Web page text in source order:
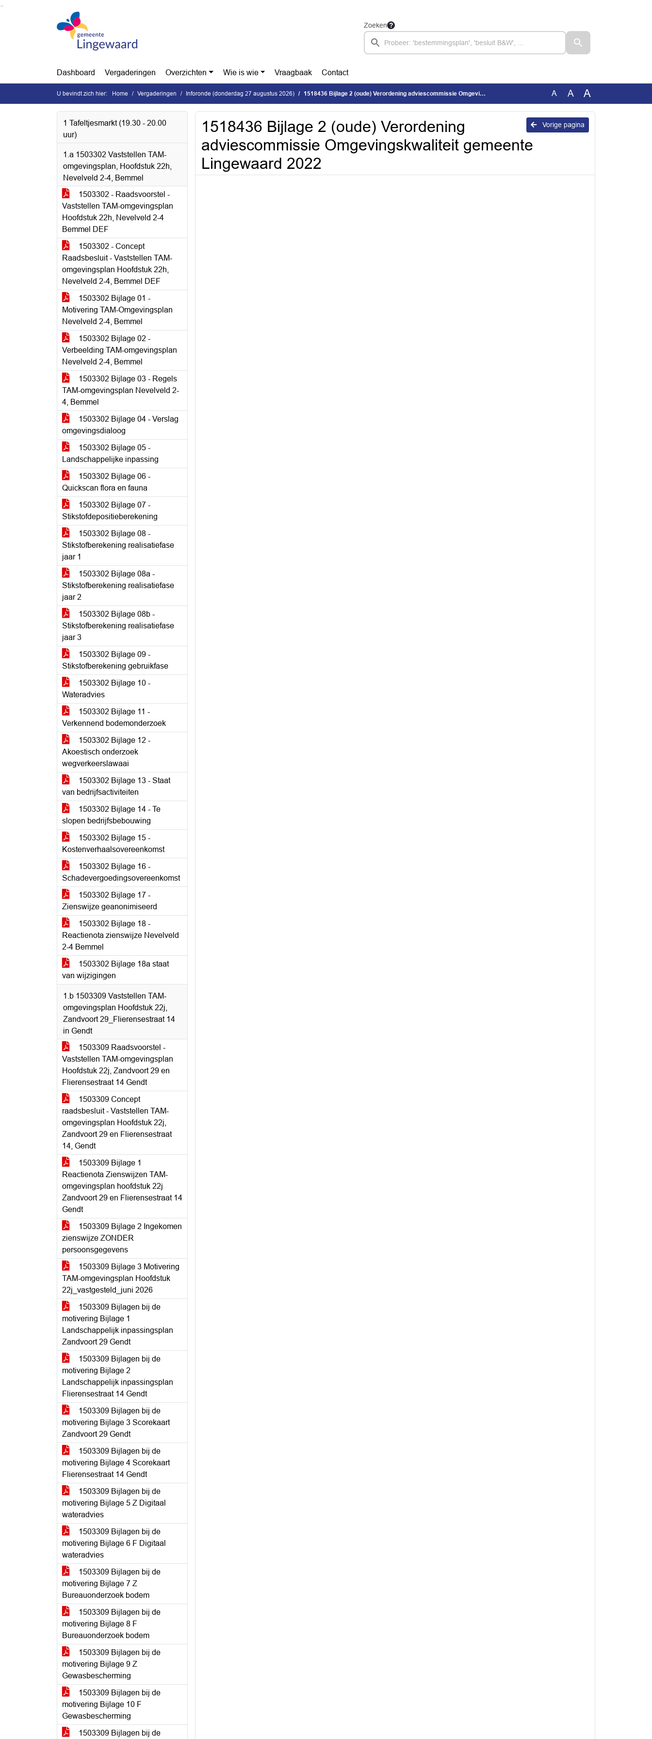
Ga naar de inhoud van deze pagina
Zoeken
Dashboard Vergaderingen Overzichten Wie is wie Vraagbaak Contact
U bevindt zich hier: Home Vergaderingen Inforonde (donderdag 27 augustus 2026) 1518436 Bijlage 2 (oude) Verordening adviescommissie Omgevingskwaliteit gemeente Lingewaard 2022 A A A
1 Tafeltjesmarkt (19.30 - 20.00
uur)
1.a 1503302 Vaststellen TAM-
omgevingsplan, Hoofdstuk 22h,
Nevelveld 2-4, Bemmel
1503302 - Raadsvoorstel -
Vaststellen TAM-omgevingsplan
Hoofdstuk 22h, Nevelveld 2-4
Bemmel DEF
1503302 - Concept
Raadsbesluit - Vaststellen TAM-
omgevingsplan Hoofdstuk 22h,
Nevelveld 2-4, Bemmel DEF
1503302 Bijlage 01 -
Motivering TAM-Omgevingsplan
Nevelveld 2-4, Bemmel
1503302 Bijlage 02 -
Verbeelding TAM-omgevingsplan
Nevelveld 2-4, Bemmel
1503302 Bijlage 03 - Regels
TAM-omgevingsplan Nevelveld 2-
4, Bemmel
1503302 Bijlage 04 - Verslag
omgevingsdialoog
1503302 Bijlage 05 -
Landschappelijke inpassing
1503302 Bijlage 06 -
Quickscan flora en fauna
1503302 Bijlage 07 -
Stikstofdepositieberekening
1503302 Bijlage 08 -
Stikstofberekening realisatiefase
jaar 1
1503302 Bijlage 08a -
Stikstofberekening realisatiefase
jaar 2
1503302 Bijlage 08b -
Stikstofberekening realisatiefase
jaar 3
1503302 Bijlage 09 -
Stikstofberekening gebruikfase
1503302 Bijlage 10 -
Wateradvies
1503302 Bijlage 11 -
Verkennend bodemonderzoek
1503302 Bijlage 12 -
Akoestisch onderzoek
wegverkeerslawaai
1503302 Bijlage 13 - Staat
van bedrijfsactiviteiten
1503302 Bijlage 14 - Te
slopen bedrijfsbebouwing
1503302 Bijlage 15 -
Kostenverhaalsovereenkomst
1503302 Bijlage 16 -
Schadevergoedingsovereenkomst
1503302 Bijlage 17 -
Zienswijze geanonimiseerd
1503302 Bijlage 18 -
Reactienota zienswijze Nevelveld
2-4 Bemmel
1503302 Bijlage 18a staat
van wijzigingen
1.b 1503309 Vaststellen TAM-
omgevingsplan Hoofdstuk 22j,
Zandvoort 29_Flierensestraat 14
in Gendt
1503309 Raadsvoorstel -
Vaststellen TAM-omgevingsplan
Hoofdstuk 22j, Zandvoort 29 en
Flierensestraat 14 Gendt
1503309 Concept
raadsbesluit - Vaststellen TAM-
omgevingsplan Hoofdstuk 22j,
Zandvoort 29 en Flierensestraat
14, Gendt
1503309 Bijlage 1
Reactienota Zienswijzen TAM-
omgevingsplan hoofdstuk 22j
Zandvoort 29 en Flierensestraat 14
Gendt
1503309 Bijlage 2 Ingekomen
zienswijze ZONDER
persoonsgegevens
1503309 Bijlage 3 Motivering
TAM-omgevingsplan Hoofdstuk
22j_vastgesteld_juni 2026
1503309 Bijlagen bij de
motivering Bijlage 1
Landschappelijk inpassingsplan
Zandvoort 29 Gendt
1503309 Bijlagen bij de
motivering Bijlage 2
Landschappelijk inpassingsplan
Flierensestraat 14 Gendt
1503309 Bijlagen bij de
motivering Bijlage 3 Scorekaart
Zandvoort 29 Gendt
1503309 Bijlagen bij de
motivering Bijlage 4 Scorekaart
Flierensestraat 14 Gendt
1503309 Bijlagen bij de
motivering Bijlage 5 Z Digitaal
wateradvies
1503309 Bijlagen bij de
motivering Bijlage 6 F Digitaal
wateradvies
1503309 Bijlagen bij de
motivering Bijlage 7 Z
Bureauonderzoek bodem
1503309 Bijlagen bij de
motivering Bijlage 8 F
Bureauonderzoek bodem
1503309 Bijlagen bij de
motivering Bijlage 9 Z
Gewasbescherming
1503309 Bijlagen bij de
motivering Bijlage 10 F
Gewasbescherming
1503309 Bijlagen bij de
Vorige pagina
1518436 Bijlage 2 (oude) Verordening
adviescommissie Omgevingskwaliteit gemeente
Lingewaard 2022